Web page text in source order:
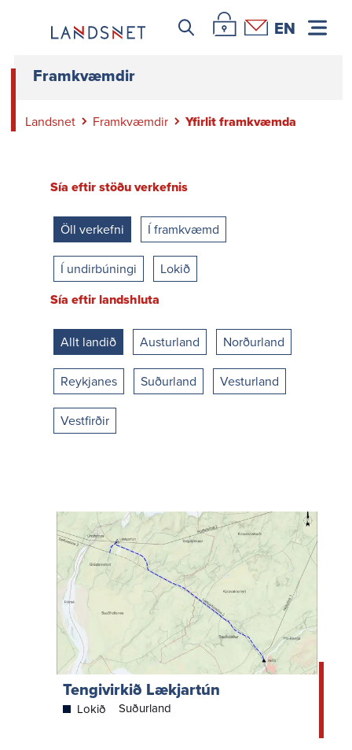
Leitar iconÞjónustuvefur Landsnets
Hafa samband
EN
Framkvæmdir
Landsnet Framkvæmdir Yfirlit framkvæmda
Sía eftir stöðu verkefnis
Öll verkefni Í framkvæmd
Í undirbúningi
Lokið
Sía eftir landshluta
Allt landið Austurland Norðurland
Reykjanes Suðurland Vesturland
Vestfirðir
Tengivirkið Lækjartún
Lokið Suðurland